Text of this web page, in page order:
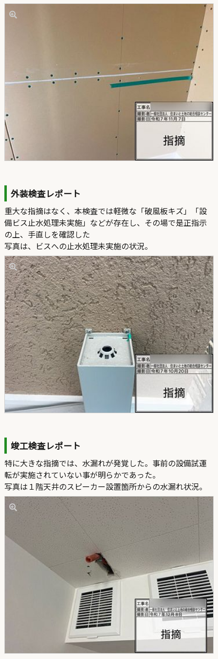
外装検査レポート
重大な指摘はなく、本検査では軽微な「破風板キズ」「設
備ビス止水処理未実施」などが存在し、その場で是正指示
の上、手直しを確認した
写真は、ビスへの止水処理未実施の状況。
竣工検査レポート
特に大きな指摘では、水漏れが発覚した。事前の設備試運
転が実施されていない事が明らかであった。
写真は１階天井のスピーカー設置箇所からの水漏れ状況。